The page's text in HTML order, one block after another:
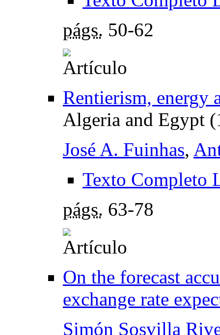
págs. 50-62
Rentierism, energy
Algeria and Egypt
José A. Fuinhas,
Texto Completo
págs. 63-78
On the forecast
exchange rate
Simón Sosvilla